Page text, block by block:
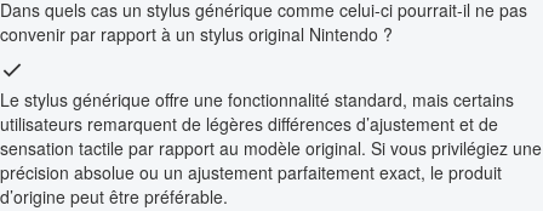
Dans quels cas un stylus générique comme celui-ci pourrait-il ne pas
convenir par rapport à un stylus original Nintendo ?
Le stylus générique offre une fonctionnalité standard, mais certains
utilisateurs remarquent de légères différences d’ajustement et de
sensation tactile par rapport au modèle original. Si vous privilégiez une
précision absolue ou un ajustement parfaitement exact, le produit
d’origine peut être préférable.